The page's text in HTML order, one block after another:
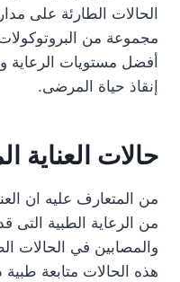
الحالات الطارئة على
مجموعة من
أفضل مستويات الرعاية
إنقاذ حياة المرضى.
حالات العناية
من المتعارف عليه ان
من الرعاية الطبية التى
والمصابين في الحالات
هذه الحالات متابعة